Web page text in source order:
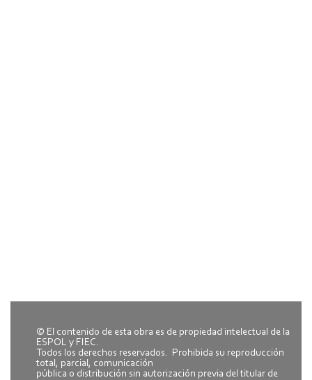
© El contenido de esta obra es de propiedad intelectual de la
ESPOL y FIEC.
Todos los derechos reservados. Prohibida su reproducción
total, parcial, comunicación
pública o distribución sin autorización previa del titular de